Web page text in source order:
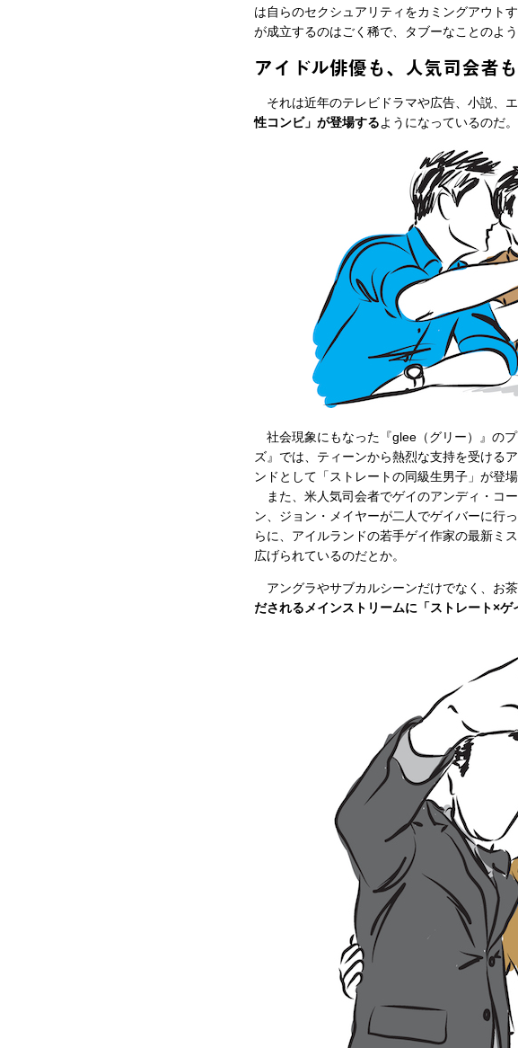
は自らのセクシュアリティをカミングアウト
が成立するのはごく稀で、タブーなことのよ
アイドル俳優も、人気司会者
それは近年のテレビドラマや広告、小説、
性コンビ」が登場するようになっているのだ。
社会現象にもなった『glee（グリー）』の
ズ』では、ティーンから熱烈な支持を受ける
ンドとして「ストレートの同級生男子」が登場
また、米人気司会者でゲイのアンディ・コ
ン、ジョン・メイヤーが二人でゲイバーに行
らに、アイルランドの若手ゲイ作家の最新ミ
広げられているのだとか。
アングラやサブカルシーンだけでなく、お
だされるメインストリームに「ストレート×